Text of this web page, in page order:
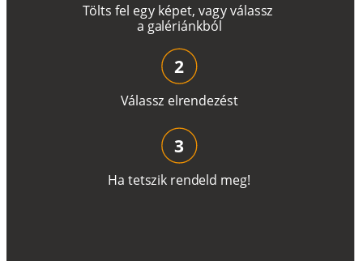
Tölts fel egy képet, vagyválassz
a galériánkból
Válassz elrendezést
2
Ha tetszik rendeld meg!
3